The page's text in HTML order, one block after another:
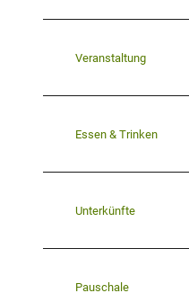
Veranstaltung
Essen & Trinken
Unterkünfte
Pauschale